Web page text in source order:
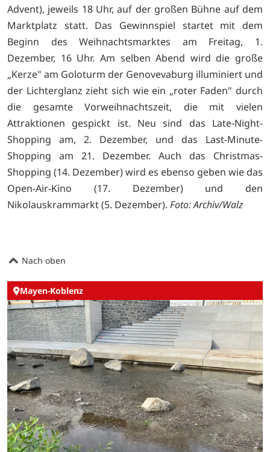
Advent), jeweils 18 Uhr, auf der großen Bühne auf dem
Marktplatz statt. Das Gewinnspiel startet mit dem
Beginn des Weihnachtsmarktes am Freitag, 1.
Dezember, 16 Uhr. Am selben Abend wird die große
„Kerze" am Goloturm der Genovevaburg illuminiert und
der Lichterglanz zieht sich wie ein „roter Faden" durch
die gesamte Vorweihnachtszeit, die mit vielen
Attraktionen gespickt ist. Neu sind das Late-Night-
Shopping am, 2. Dezember, und das Last-Minute-
Shopping am 21. Dezember. Auch das Christmas-
Shopping (14. Dezember) wird es ebenso geben wie das
Open-Air-Kino (17. Dezember) und den
Nikolauskrammarkt (5. Dezember). Foto: Archiv/Walz
Nach oben
Mayen-Koblenz